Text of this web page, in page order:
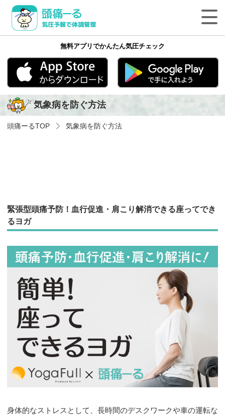
頭痛ーる 気圧予報で体調管理
最新の天気頭痛予報
気象病の基礎知識
気象病を防ぐ方法
法人のみなさまへ
お問合せ
無料アプリでかんたん気圧チェック
気象病を防ぐ方法
頭痛ーるTOP 気象病を防ぐ方法
緊張型頭痛予防！血行促進・肩こり解消できる座ってでき
るヨガ
身体的なストレスとして、長時間のデスクワークや車の運転な